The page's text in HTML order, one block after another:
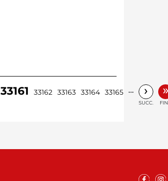
33161 33162 33163 33164 33165 … ›
SUCC.